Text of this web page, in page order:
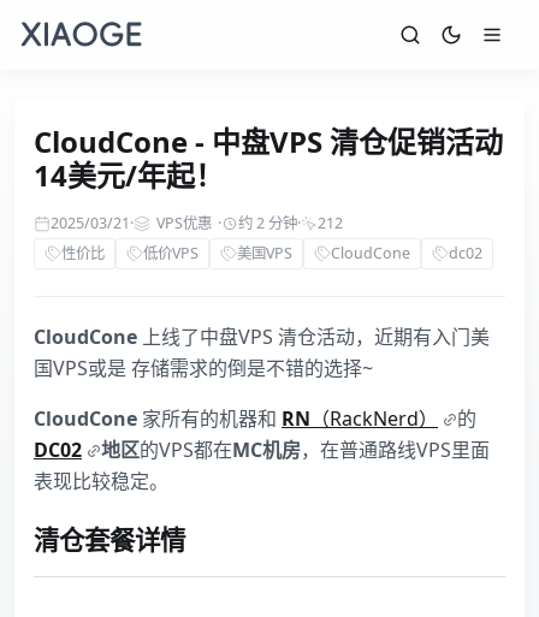
CloudCone - 中盘VPS 清仓促销活动
14美元/年起！
2025/03/21· VPS优惠 · 约 2 分钟·
212
性价比
低价VPS 美国VPS CloudCone dc02
CloudCone 上线了中盘VPS 清仓活动，近期有入门美
国VPS或是 存储需求的倒是不错的选择~
CloudCone 家所有的机器和 RN （RackNerd）
的
DC02
地区的VPS都在MC机房，在普通路线VPS里面
表现比较稳定。
清仓套餐详情